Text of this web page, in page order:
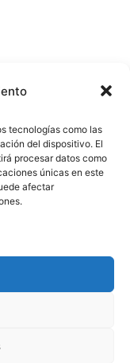
tecnologías como las
del dispositivo. El
procesar datos como
únicas en este
afectar